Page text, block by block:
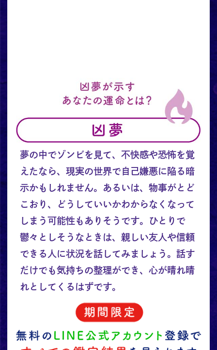
夢の中でゾンビを見て、不快感や恐怖を覚
えたなら、現実の世界で自己嫌悪に陥る暗
示かもしれません。あるいは、物事がとど
こおり、どうしていいかわからなくなって
しまう可能性もありそうです。ひとりで
鬱々としそうなときは、親しい友人や信頼
できる人に状況を話してみましょう。話す
だけでも気持ちの整理ができ、心が晴れ晴
れとしてくるはずです。